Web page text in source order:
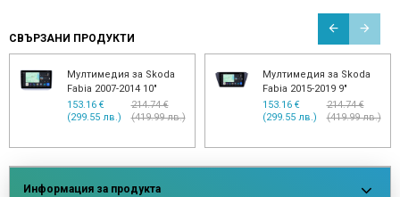
СВЪРЗАНИ ПРОДУКТИ
Мултимедия за Skoda
Fabia 2007-2014 10"
153.16 €
(299.55 лв.)
214.74 €
(419.99 лв.)
Мултимедия за Skoda
Fabia 2015-2019 9"
153.16 €
(299.55 лв.)
214.74 €
(419.99 лв.)
Информация за продукта